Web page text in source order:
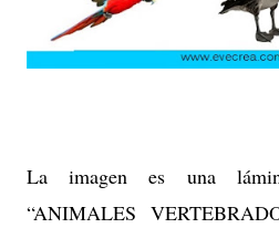
La imagen es una
“ANIMALES